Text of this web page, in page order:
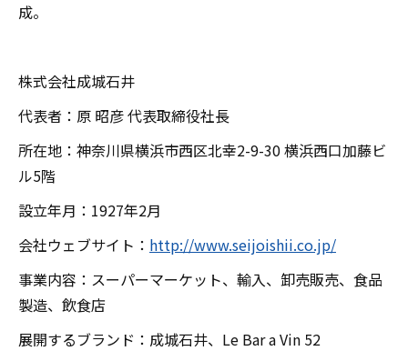
成。
株式会社成城石井
代表者：原 昭彦 代表取締役社長
所在地：神奈川県横浜市西区北幸2-9-30 横浜西口加藤ビ
ル5階
設立年月：1927年2月
会社ウェブサイト： http://www.seijoishii.co.jp/
事業内容：スーパーマーケット、輸入、卸売販売、食品
製造、飲食店
展開するブランド：成城石井、Le Bar a Vin 52